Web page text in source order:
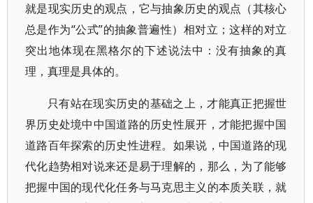
就是现实历史的观点，它与抽象历史的观点（其核心
总是作为“公式”的抽象普遍性）相对立；这样的对立
突出地体现在黑格尔的下述说法中：没有抽象的真
理，真理是具体的。
只有站在现实历史的基础之上，才能真正把握世
界历史处境中中国道路的历史性展开，才能把握中国
道路百年探索的历史性进程。如果说，中国道路的现
代化趋势相对说来还是易于理解的，那么，为了能够
把握中国的现代化任务与马克思主义的本质关联，就